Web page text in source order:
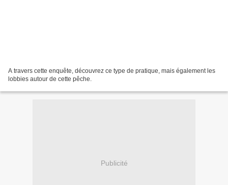
A travers cette enquête, découvrez ce type de pratique, mais également les
lobbies autour de cette pêche.
Publicité